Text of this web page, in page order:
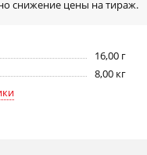
снижение цены на тираж.
16,00 г
8,00 кг